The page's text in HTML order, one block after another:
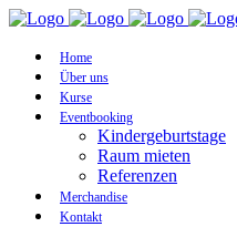
Home
Über uns
Kurse
Eventbooking
Kindergeburtstage
Raum mieten
Referenzen
Merchandise
Kontakt